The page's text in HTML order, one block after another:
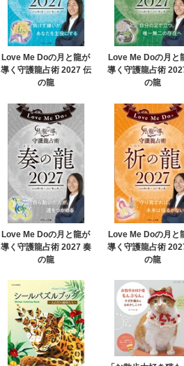
Love Me Doの月と龍が
導く守護龍占術 2027 伝
の龍
Love Me Doの月と
導く守護龍占術
の龍
Love Me Doの月と龍が
導く守護龍占術 2027 奏
の龍
Love Me Doの月と
導く守護龍占術
の龍